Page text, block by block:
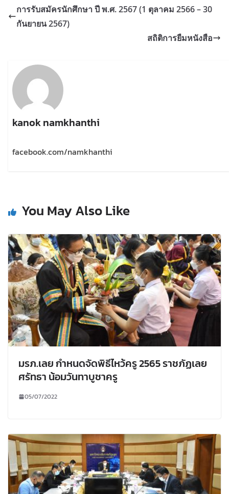
การรับสมัครนักศึกษา ปี พ.ศ. 2567 (1 ตุลาคม 2566 – 30
กันยายน 2567)
สถิติการยืมหนังสือ
kanok namkhanthi
facebook.com/namkhanthi
You May Also Like
มรภ.เลย กำหนดจัดพิธีไหว้ครู 2565 ราชภัฏเลย
ศรัทธา น้อมวันทาบูชาครู
05/07/2022